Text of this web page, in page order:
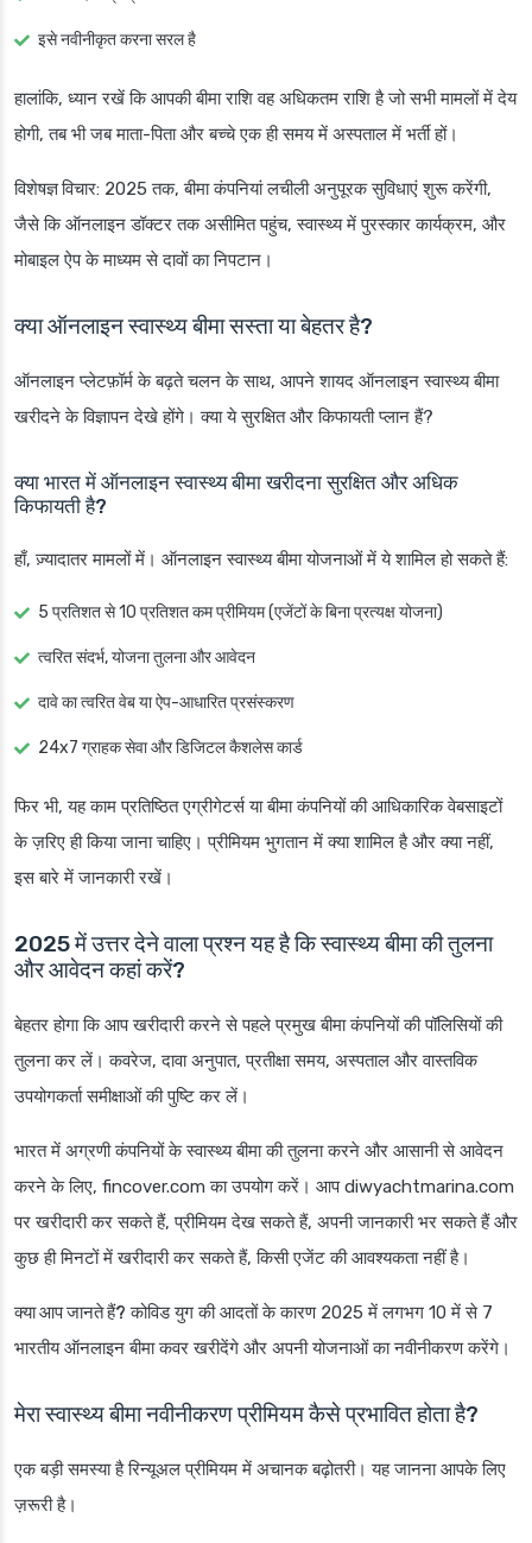
इसे नवीनीकृत करना सरल है
हालांकि, ध्यान रखें कि आपकी बीमा राशि वह अधिकतम राशि है जो सभी मामलों में देय
होगी, तब भी जब माता-पिता और बच्चे एक ही समय में अस्पताल में भर्ती हों।
विशेषज्ञ विचार: 2025 तक, बीमा कंपनियां लचीली अनुपूरक सुविधाएं शुरू करेंगी,
जैसे कि ऑनलाइन डॉक्टर तक असीमित पहुंच, स्वास्थ्य में पुरस्कार कार्यक्रम, और
मोबाइल ऐप के माध्यम से दावों का निपटान।
क्या ऑनलाइन स्वास्थ्य बीमा सस्ता या बेहतर है?
ऑनलाइन प्लेटफ़ॉर्म के बढ़ते चलन के साथ, आपने शायद ऑनलाइन स्वास्थ्य बीमा
खरीदने के विज्ञापन देखे होंगे। क्या ये सुरक्षित और किफायती प्लान हैं?
क्या भारत में ऑनलाइन स्वास्थ्य बीमा खरीदना सुरक्षित और अधिक
किफायती है?
हाँ, ज़्यादातर मामलों में। ऑनलाइन स्वास्थ्य बीमा योजनाओं में ये शामिल हो सकते हैं:
5 प्रतिशत से 10 प्रतिशत कम प्रीमियम (एजेंटों के बिना प्रत्यक्ष योजना)
त्वरित संदर्भ, योजना तुलना और आवेदन
दावे का त्वरित वेब या ऐप-आधारित प्रसंस्करण
24x7 ग्राहक सेवा और डिजिटल कैशलेस कार्ड
फिर भी, यह काम प्रतिष्ठित एग्रीगेटर्स या बीमा कंपनियों की आधिकारिक वेबसाइटों
के ज़रिए ही किया जाना चाहिए। प्रीमियम भुगतान में क्या शामिल है और क्या नहीं,
इस बारे में जानकारी रखें।
2025 में उत्तर देने वाला प्रश्न यह है कि स्वास्थ्य बीमा की तुलना
और आवेदन कहां करें?
बेहतर होगा कि आप खरीदारी करने से पहले प्रमुख बीमा कंपनियों की पॉलिसियों की
तुलना कर लें। कवरेज, दावा अनुपात, प्रतीक्षा समय, अस्पताल और वास्तविक
उपयोगकर्ता समीक्षाओं की पुष्टि कर लें।
भारत में अग्रणी कंपनियों के स्वास्थ्य बीमा की तुलना करने और आसानी से आवेदन
करने के लिए, fincover.com का उपयोग करें। आप diwyachtmarina.com
पर खरीदारी कर सकते हैं, प्रीमियम देख सकते हैं, अपनी जानकारी भर सकते हैं और
कुछ ही मिनटों में खरीदारी कर सकते हैं, किसी एजेंट की आवश्यकता नहीं है।
क्या आप जानते हैं? कोविड युग की आदतों के कारण 2025 में लगभग 10 में से 7
भारतीय ऑनलाइन बीमा कवर खरीदेंगे और अपनी योजनाओं का नवीनीकरण करेंगे।
मेरा स्वास्थ्य बीमा नवीनीकरण प्रीमियम कैसे प्रभावित होता है?
एक बड़ी समस्या है रिन्यूअल प्रीमियम में अचानक बढ़ोतरी। यह जानना आपके लिए
ज़रूरी है।